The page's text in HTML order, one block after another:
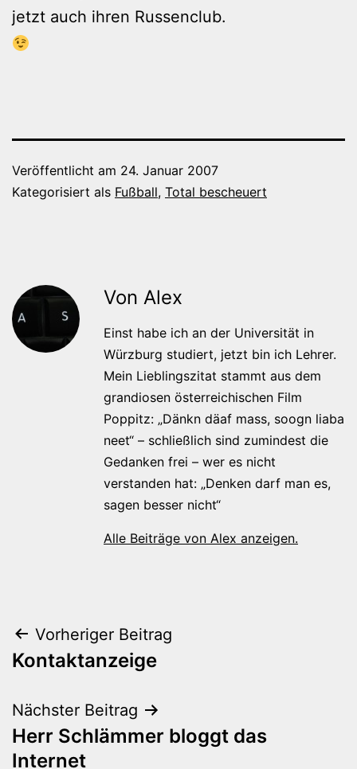
jetzt auch ihren Russenclub.
Veröffentlicht am 24. Januar 2007
Kategorisiert als Fußball, Total bescheuert
Von Alex
Einst habe ich an der Universität in
Würzburg studiert, jetzt bin ich Lehrer.
Mein Lieblingszitat stammt aus dem
grandiosen österreichischen Film
Poppitz: „Dänkn däaf mass, soogn liaba
neet“ – schließlich sind zumindest die
Gedanken frei – wer es nicht
verstanden hat: „Denken darf man es,
sagen besser nicht“
Alle Beiträge von Alex anzeigen.
Beitragsnavigation
Vorheriger Beitrag
Kontaktanzeige
Nächster Beitrag
Herr Schlämmer bloggt das
Internet